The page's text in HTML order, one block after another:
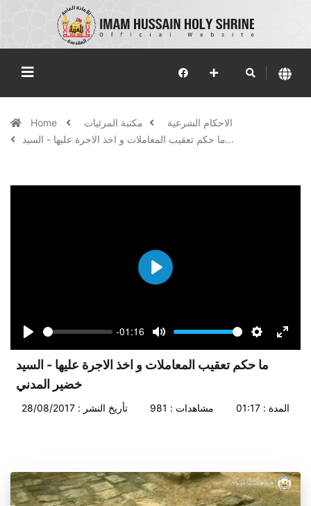
Home مكتبة المرئيات
الاحكام الشرعية
ما حكم تعقيب المعاملات و اخذ الاجرة عليها - السيد...
Play
Seek
-01:16
Volume
ما حكم تعقيب المعاملات و اخذ الاجرة عليها - السيد
خضير المدني
تأريخ النشر : 28/08/2017 مشاهدات : 981 المدة : 01:17